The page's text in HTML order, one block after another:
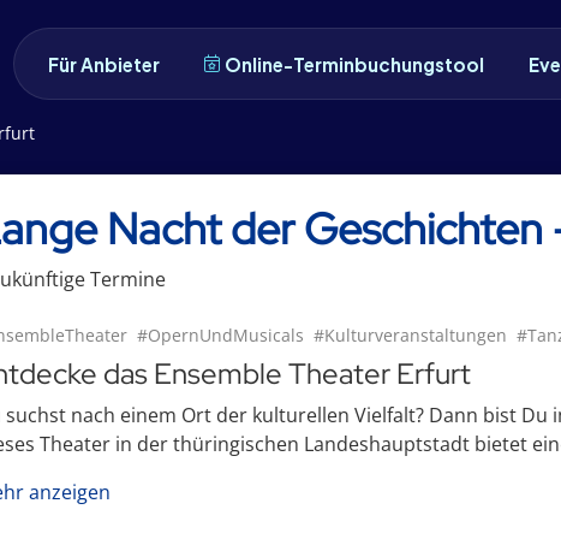
Für Anbieter Online-Terminbuchungstool
Nacht der
Termine
#OpernUndMusicals #Kulturveranstaltungen
das Ensemble Theater Erfurt
suchst nach einem Ort der kulturellen Vielfalt? Dann bist
Theater in der thüringischen Landeshauptstadt bietet
anzeigen